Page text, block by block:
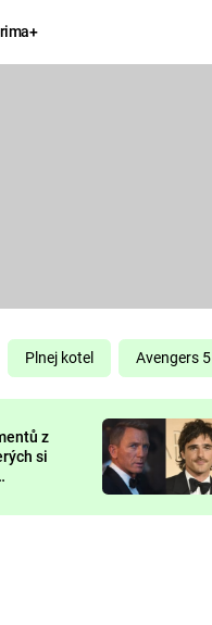
KOMEDIE
CHUCK
NORRIS
DEADPOOL
Plnej kotel Avengers 5
z
si